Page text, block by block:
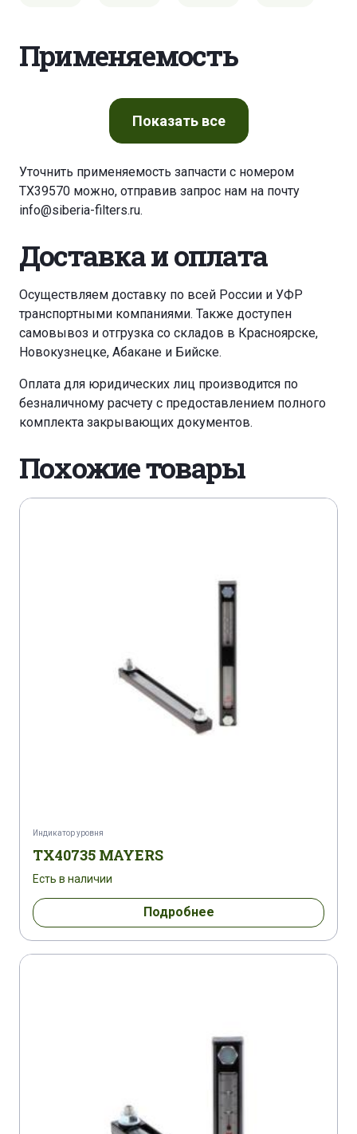
Применяемость
Показатьвсе
Уточнить применяемость запчасти с номером
TX39570 можно, отправив запрос нам на почту
info@siberia-filters.ru.
Доставка и оплата
Осуществляем доставку по всей России и УФР
транспортными компаниями. Также доступен
самовывоз и отгрузка со складов в Красноярске,
Новокузнецке, Абакане и Бийске.
Оплата для юридических лиц производится по
безналичному расчету с предоставлением полного
комплекта закрывающих документов.
Похожие товары
Индикатор уровня
TX40735 MAYERS
Есть в наличии
Подробнее